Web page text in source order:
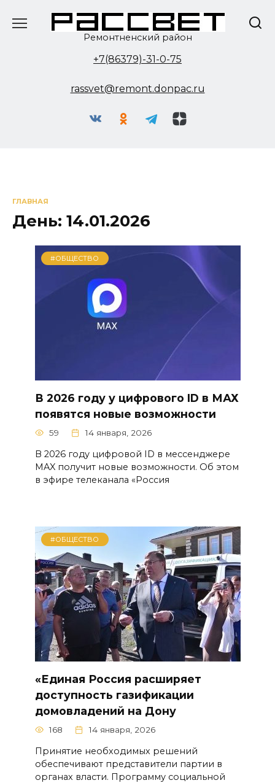
Ремонтненский район
+7(86379)-31-0-75
rassvet@remont.donpac.ru
ГЛАВНАЯ
День: 14.01.2026
#ОБЩЕСТВО
В 2026 году у цифрового ID в МАХ
появятся новые возможности
59 14 января, 2026
В 2026 году цифровой ID в мессенджере
MAX получит новые возможности. Об этом
в эфире телеканала «Россия
#ОБЩЕСТВО
«Единая Россия расширяет
доступность газификации
домовладений на Дону
168 14 января, 2026
Принятие необходимых решений
обеспечивают представители партии в
органах власти. Программу социальной